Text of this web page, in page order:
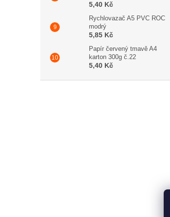
5,40 Kč
Rychlovazač A5 PVC ROC
modrý
5,85 Kč
Papír červený tmavě A4
karton 300g č.22
5,40 Kč